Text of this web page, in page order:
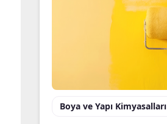
Boya ve Yapı Kimyasalları